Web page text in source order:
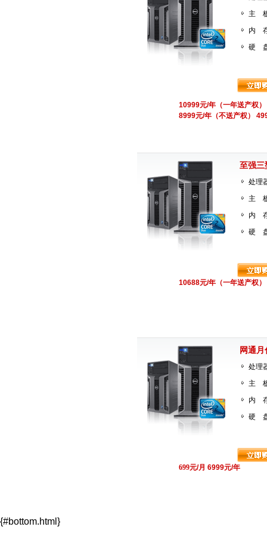
主
内
硬
10999元/年（一年送产
8999元/年（不送产权）
至强三
处理
主
内
硬
10688元/年（一年送产权）
网通
处理
主
内
硬
699元/月 6999元/年
{#bottom.html}